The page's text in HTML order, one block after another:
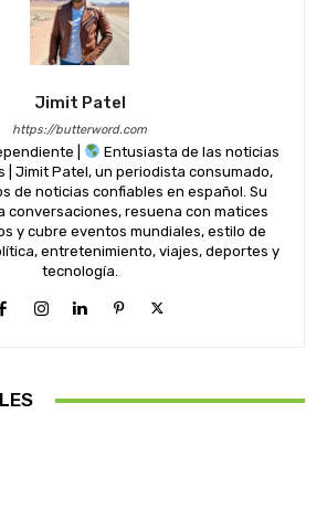
Jimit Patel
https://butterword.com
|
Entusiasta de las noticias
| Jimit Patel, un periodista consumado,
de noticias confiables en español. Su
conversaciones, resuena con matices
y cubre eventos mundiales, estilo de
entretenimiento, viajes, deportes y
tecnología.